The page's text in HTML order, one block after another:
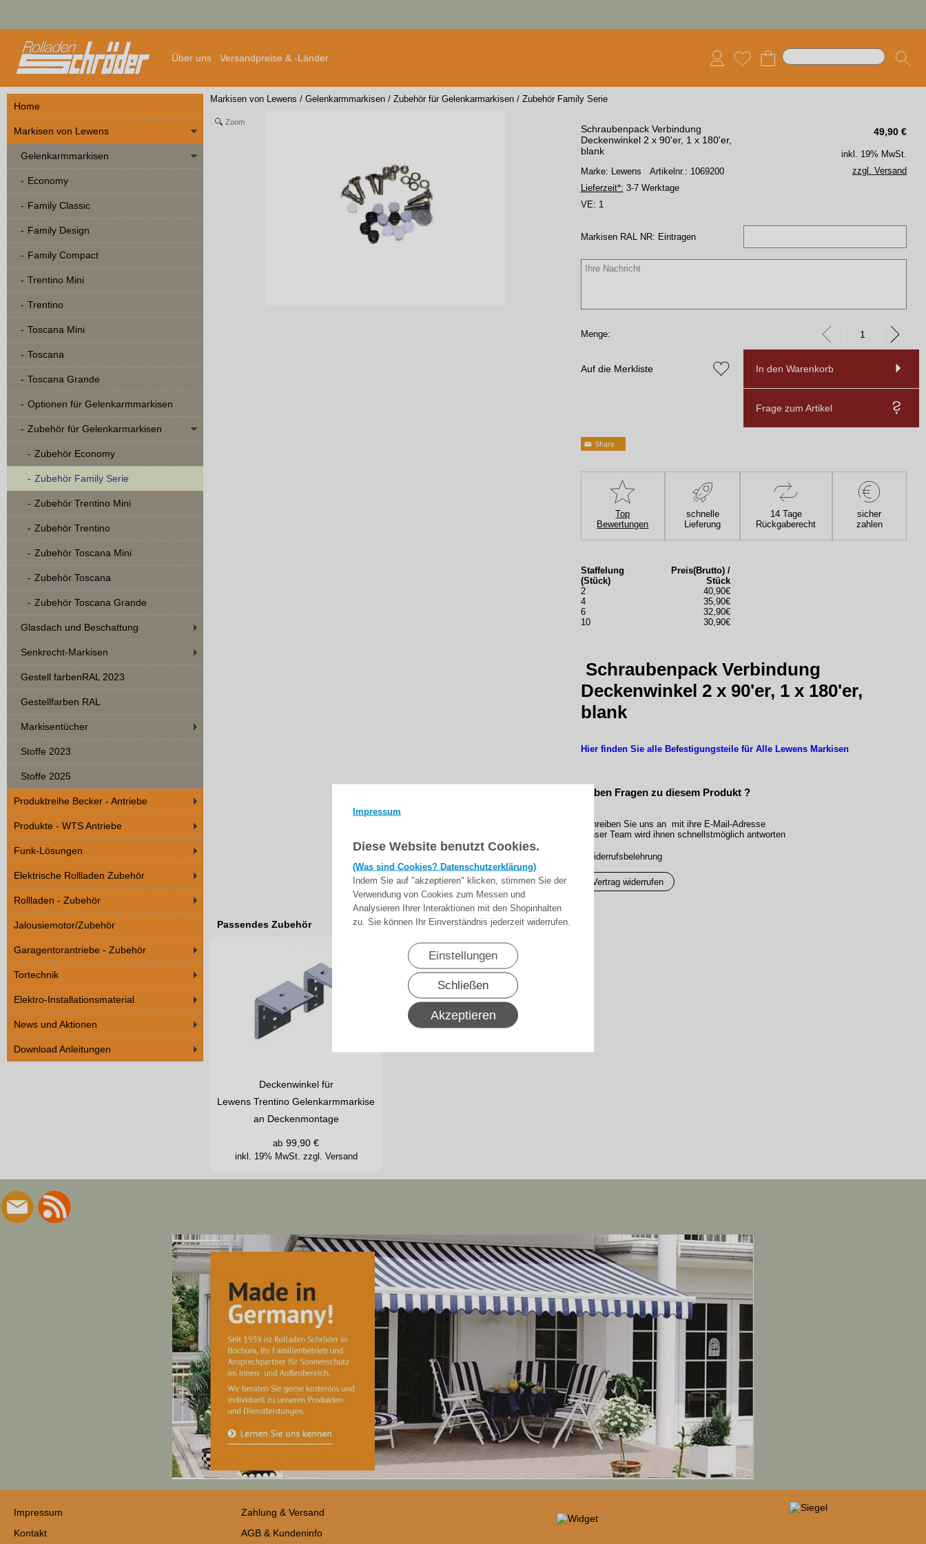
Impressum
Diese Website benutzt Cookies.
(Was sind Cookies? Datenschutzerklärung)
Indem Sie auf "akzeptieren" klicken, stimmen Sie der
Verwendung von Cookies zum Messen und
Analysieren Ihrer Interaktionen mit den Shopinhalten
zu. Sie können Ihr Einverständnis jederzeit widerrufen.
Einstellungen
Schließen
Akzeptieren
Über uns Versandpreise & -Länder
Home
Markisen von Lewens
Gelenkarmmarkisen
Economy
Family Classic
Family Design
Family Compact
Trentino Mini
Trentino
Toscana Mini
Toscana
Toscana Grande
Optionen für Gelenkarmmarkisen
Zubehör für Gelenkarmarkisen
Zubehör Economy
Zubehör Family Serie
Zubehör Trentino Mini
Zubehör Trentino
Zubehör Toscana Mini
Zubehör Toscana
Zubehör Toscana Grande
Glasdach und Beschattung
Senkrecht-Markisen
Gestell farbenRAL 2023
Gestellfarben RAL
Markisentücher
Stoffe 2023
Stoffe 2025
Produktreihe Becker - Antriebe
Produkte - WTS Antriebe
Funk-Lösungen
Elektrische Rollladen Zubehör
Rollladen - Zubehör
Jalousiemotor/Zubehör
Garagentorantriebe - Zubehör
Tortechnik
Elektro-Installationsmaterial
News und Aktionen
Download Anleitungen
Markisen von Lewens / Gelenkarmmarkisen / Zubehör für Gelenkarmarkisen / Zubehör Family Serie
Zoom
49,90 €
Schraubenpack Verbindung
Deckenwinkel 2 x 90'er, 1 x 180'er,
blank
Marke: Lewens Artikelnr.: 1069200
Lieferzeit*: 3-7 Werktage
VE: 1
inkl. 19% MwSt.
zzgl. Versand
Markisen RAL NR: Eintragen
Menge:
Auf die Merkliste In den Warenkorb
Frage zum Artikel
Top
Bewertungen
schnelle
Lieferung
14 Tage
Rückgaberecht
sicher
zahlen
Staffelung
(Stück)
Preis(Brutto) /
Stück
2
40,90€
4
35,90€
6
32,90€
10
30,90€
Schraubenpack Verbindung
Deckenwinkel 2 x 90'er, 1 x 180'er,
blank
Hier finden Sie alle Befestigungsteile für Alle Lewens Markisen
Haben Fragen zu diesem Produkt ?
Schreiben Sie uns an mit ihre E-Mail-Adresse
Unser Team wird ihnen schnellstmöglich antworten
▸Widerrufsbelehrung
Vertrag widerrufen
Passendes Zubehör
Deckenwinkel für
Lewens Trentino Gelenkarmmarkise
an Deckenmontage
inkl. 19% MwSt. zzgl. Versand
ab 99,90 €
Impressum
Kontakt
Zahlung & Versand
AGB & Kundeninfo